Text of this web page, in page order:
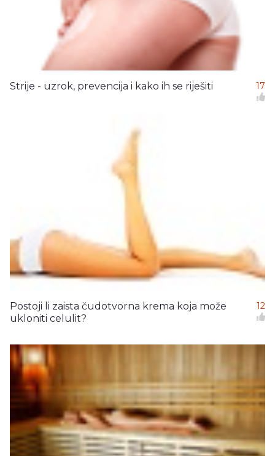
Strije - uzrok, prevencija i kako ih se riješiti 17
Postoji li zaista čudotvorna krema koja može
ukloniti celulit?
12